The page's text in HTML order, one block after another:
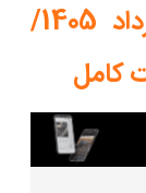
قیمت طلا امروز جمعه 22خرداد 1405/
کامل